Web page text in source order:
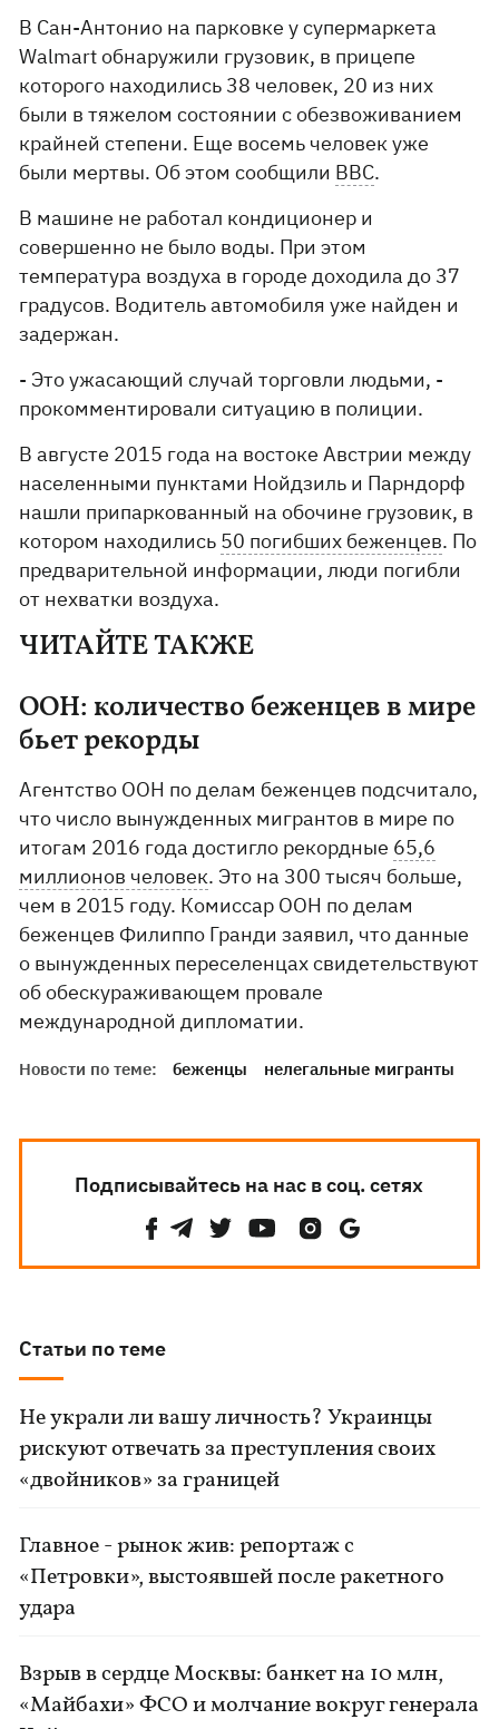
В Сан-Антонио на парковке у супермаркета
Walmart обнаружили грузовик, в прицепе
которого находились 38 человек, 20 из них
были в тяжелом состоянии с обезвоживанием
крайней степени. Еще восемь человек уже
были мертвы. Об этом сообщили ВВС.
В машине не работал кондиционер и
совершенно не было воды. При этом
температура воздуха в городе доходила до 37
градусов. Водитель автомобиля уже найден и
задержан.
- Это ужасающий случай торговли людьми, -
прокомментировали ситуацию в полиции.
В августе 2015 года на востоке Австрии между
населенными пунктами Нойдзиль и Парндорф
нашли припаркованный на обочине грузовик, в
котором находились 50 погибших беженцев. По
предварительной информации, люди погибли
от нехватки воздуха.
ЧИТАЙТЕ ТАКЖЕ
ООН: количество беженцев в мире
бьет рекорды
Агентство ООН по делам беженцев подсчитало,
что число вынужденных мигрантов в мире по
итогам 2016 года достигло рекордные 65,6
миллионов человек. Это на 300 тысяч больше,
чем в 2015 году. Комиссар ООН по делам
беженцев Филиппо Гранди заявил, что данные
о вынужденных переселенцах свидетельствуют
об обескураживающем провале
международной дипломатии.
Новости по теме: беженцы нелегальные мигранты
Подписывайтесь на нас в соц. сетях
Статьи по теме
Не украли ли вашу личность? Украинцы
рискуют отвечать за преступления своих
«двойников» за границей
Главное - рынок жив: репортаж с
«Петровки», выстоявшей после ракетного
удара
Взрыв в сердце Москвы: банкет на 10 млн,
«Майбахи» ФСО и молчание вокруг генерала